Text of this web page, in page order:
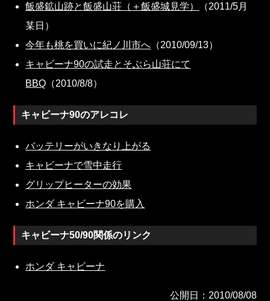
飯盛鉱山跡と飯盛山荘（＋飯盛城見学）
（2011/5月
某日）
今年も桃を買いに紀ノ川市へ （2010/09/13）
キャビーナ90の試走とそぶら山荘にて
BBQ （2010/8/8）
キャビーナ90のアレコレ
バッテリーがいきなり上がる
キャビーナで雪中走行
グリップヒーターの効果
ホンダ キャビーナ90を購入
キャビーナ50/90関係のリンク
ホンダ キャビーナ
公開日：2010/08/08